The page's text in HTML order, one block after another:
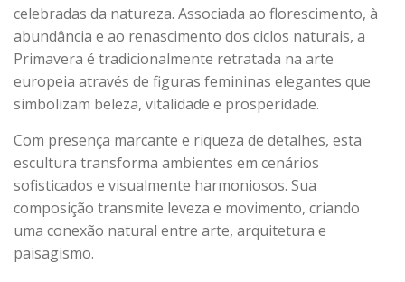
celebradas da natureza. Associada ao florescimento, à
abundância e ao renascimento dos ciclos naturais, a
Primavera é tradicionalmente retratada na arte
europeia através de figuras femininas elegantes que
simbolizam beleza, vitalidade e prosperidade.
Com presença marcante e riqueza de detalhes, esta
escultura transforma ambientes em cenários
sofisticados e visualmente harmoniosos. Sua
composição transmite leveza e movimento, criando
uma conexão natural entre arte, arquitetura e
paisagismo.